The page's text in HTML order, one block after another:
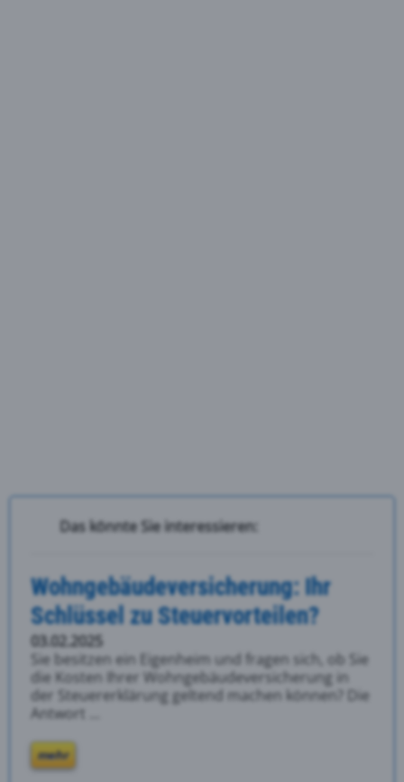
Das könnte Sie interessieren:
Wohngebäudeversicherung: Ihr
Schlüssel zu Steuervorteilen?
03.02.2025
Sie besitzen ein Eigenheim und fragen sich, ob Sie
die Kosten Ihrer Wohngebäudeversicherung in
der Steuererklärung geltend machen können? Die
Antwort ...
mehr